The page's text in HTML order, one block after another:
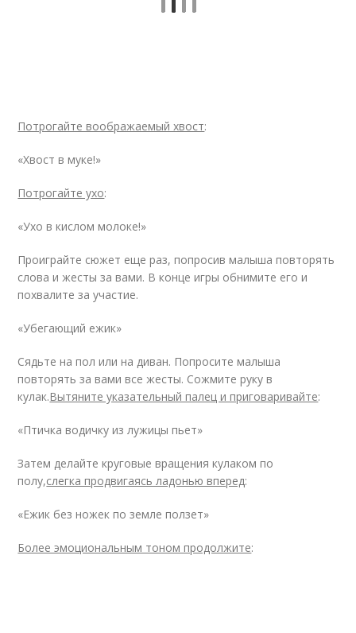
Потрогайте воображаемый хвост:
«Хвост в муке!»
Потрогайте ухо:
«Ухо в кислом молоке!»
Проиграйте сюжет еще раз, попросив малыша повторять
слова и жесты за вами. В конце игры обнимите его и
похвалите за участие.
«Убегающий ежик»
Сядьте на пол или на диван. Попросите малыша
повторять за вами все жесты. Сожмите руку в
кулак.Вытяните указательный палец и приговаривайте:
«Птичка водичку из лужицы пьет»
Затем делайте круговые вращения кулаком по
полу,слегка продвигаясь ладонью вперед:
«Ежик без ножек по земле ползет»
Более эмоциональным тоном продолжите: